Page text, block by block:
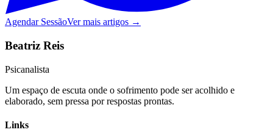
Agendar SessãoVer mais artigos →
Beatriz Reis
Psicanalista
Um espaço de escuta onde o sofrimento pode ser acolhido e
elaborado, sem pressa por respostas prontas.
Links